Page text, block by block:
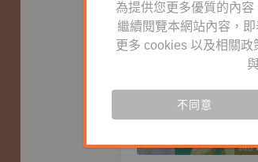
為提供您更多優質的內
繼續閱覽本網站內容，
更多 cookies 以及相關
不同意